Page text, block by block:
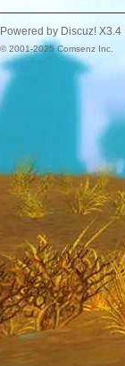
Powered by Discuz! X3.4
© 2001-2025Comsenz Inc.